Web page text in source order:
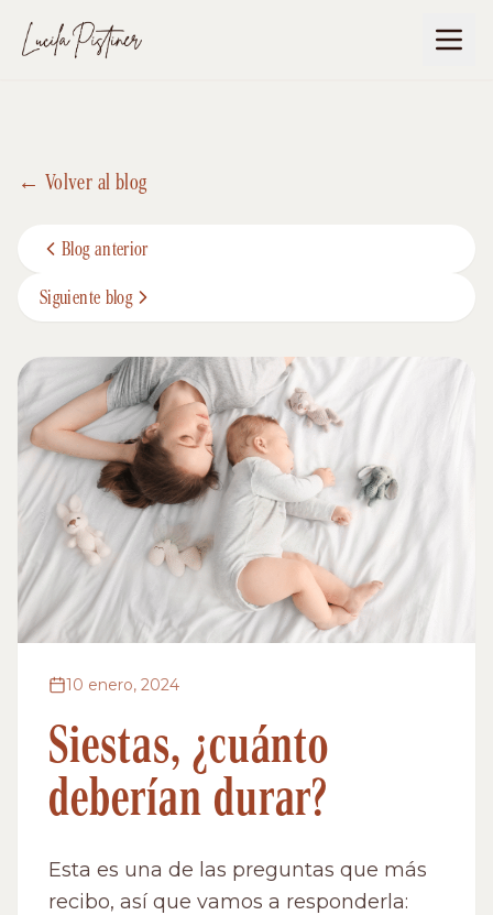
← Volver al blog
Blog anterior
Siguiente blog
10 enero, 2024
Siestas, ¿cuánto
deberían durar?
Esta es una de las preguntas que más
recibo, así que vamos a responderla: